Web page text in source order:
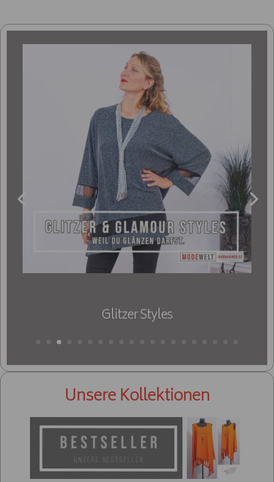
Glitzer Styles
Unsere Kollektionen